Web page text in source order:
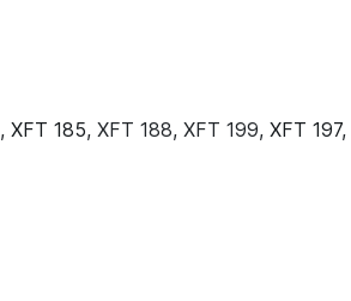
, XFT 185, XFT 188, XFT 199, XFT 197,